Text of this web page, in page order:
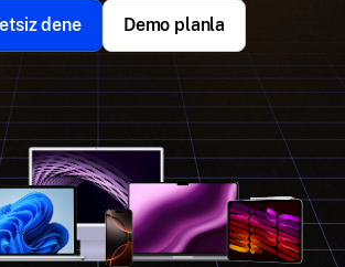
dene Demo planla